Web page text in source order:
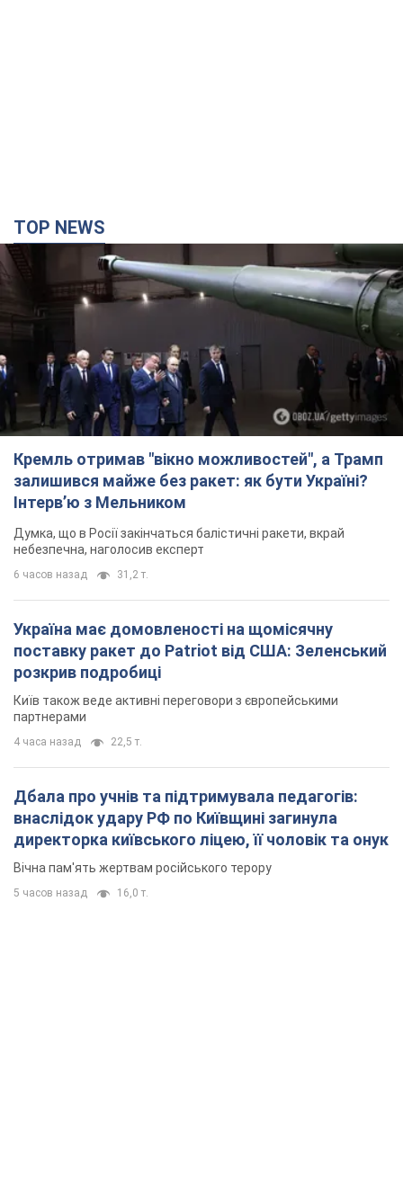
TOP NEWS
Кремль отримав "вікно можливостей", а Трамп
залишився майже без ракет: як бути Україні?
Інтерв’ю з Мельником
Думка, що в Росії закінчаться балістичні ракети, вкрай
небезпечна, наголосив експерт
6 часов назад 31,2 т.
Україна має домовленості на щомісячну
поставку ракет до Patriot від США: Зеленський
розкрив подробиці
Київ також веде активні переговори з європейськими
партнерами
4 часа назад 22,5 т.
Дбала про учнів та підтримувала педагогів:
внаслідок удару РФ по Київщині загинула
директорка київського ліцею, її чоловік та онук
Вічна пам'ять жертвам російського терору
5 часов назад 16,0 т.